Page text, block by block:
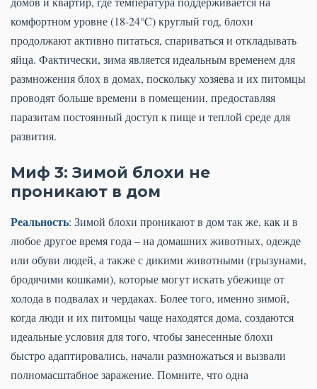
комфортном уровне (18-24°C) круглый год, блохи
продолжают активно питаться, спариваться и откладывать
яйца. Фактически, зима является идеальным временем для
размножения блох в домах, поскольку хозяева и их питомцы
проводят больше времени в помещении, предоставляя
паразитам постоянный доступ к пище и теплой среде для
развития.
Миф 3: Зимой блохи не
проникают в дом
Реальность: Зимой блохи проникают в дом так же, как и в
любое другое время года – на домашних животных, одежде
или обуви людей, а также с дикими животными (грызунами,
бродячими кошками), которые могут искать убежище от
холода в подвалах и чердаках. Более того, именно зимой,
когда люди и их питомцы чаще находятся дома, создаются
идеальные условия для того, чтобы занесенные блохи
быстро адаптировались, начали размножаться и вызвали
полномасштабное заражение. Помните, что одна